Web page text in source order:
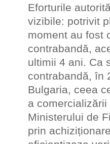
Eforturile
vizibile: potrivit
moment au fost
contrabandă,
ultimii 4 ani. Ca
contrabandă, în
Bulgaria, ceea
a
Ministerului de
prin